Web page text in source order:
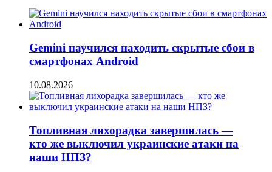
Gemini научился находить скрытые сбои в
смартфонах Android
10.08.2026
Топливная лихорадка завершилась —
кто же выключил украинские атаки на
наши НПЗ?